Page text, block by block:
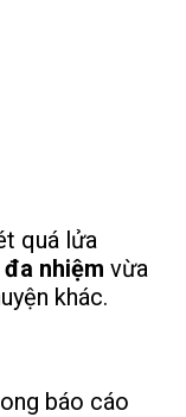
quá lửa
đa nhiệm vừa
khác.
báo cáo